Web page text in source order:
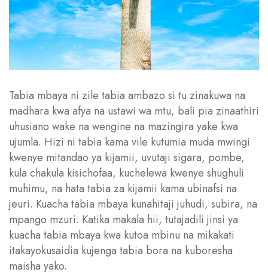
Tabia mbaya ni zile tabia ambazo si tu zinakuwa na
madhara kwa afya na ustawi wa mtu, bali pia zinaathiri
uhusiano wake na wengine na mazingira yake kwa
ujumla. Hizi ni tabia kama vile kutumia muda mwingi
kwenye mitandao ya kijamii, uvutaji sigara, pombe,
kula chakula kisichofaa, kuchelewa kwenye shughuli
muhimu, na hata tabia za kijamii kama ubinafsi na
jeuri. Kuacha tabia mbaya kunahitaji juhudi, subira, na
mpango mzuri. Katika makala hii, tutajadili jinsi ya
kuacha tabia mbaya kwa kutoa mbinu na mikakati
itakayokusaidia kujenga tabia bora na kuboresha
maisha yako.